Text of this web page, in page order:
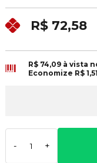
R$ 72,58
R$ 74,09 à vista
Economize R$ 1,51
- +